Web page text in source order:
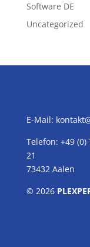
Software DE
Uncategorized
E-Mail:
Telefon: +49
21
73432 Aalen
© 2026